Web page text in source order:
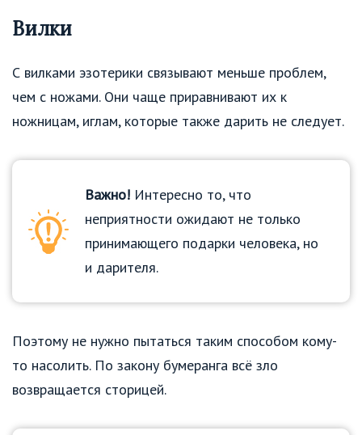
Вилки
С вилками эзотерики связывают меньше проблем,
чем с ножами. Они чаще приравнивают их к
ножницам, иглам, которые также дарить не следует.
Важно! Интересно то, что
неприятности ожидают не только
принимающего подарки человека, но
и дарителя.
Поэтому не нужно пытаться таким способом кому-
то насолить. По закону бумеранга всё зло
возвращается сторицей.